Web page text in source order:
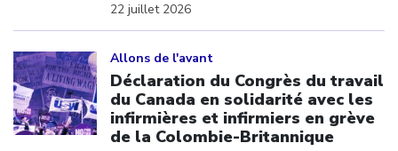
22 juillet 2026
Allons de l'avant
Déclaration du Congrès du travail
du Canada en solidarité avec les
infirmières et infirmiers en grève
de la Colombie-Britannique